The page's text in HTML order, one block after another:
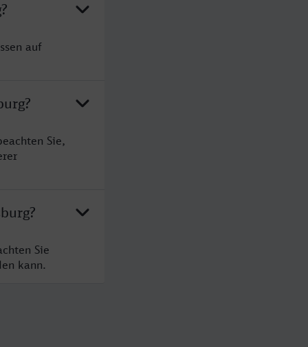
auf
Sie,
Sie
kann.